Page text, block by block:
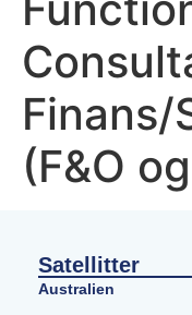
Finans/
(F&O
Satellitter
Australien